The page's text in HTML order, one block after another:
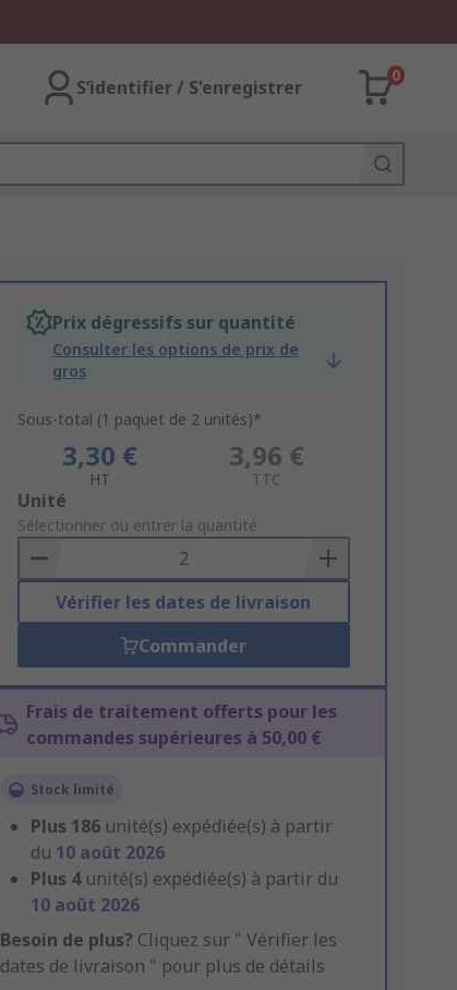
S’identifier / S'enregistrer
0
Prix dégressifs sur quantité
Consulter les options de prix de
gros
Sous-total (1 paquet de 2 unités)*
3,30 €
HT
3,96 €
TTC
Add
to
Basket
Unité
Sélectionner ou entrer la quantité
Vérifier les dates de livraison
Commander
Frais de traitement offerts pour les
commandes supérieures à 50,00 €
Stock limité
Plus 186 unité(s) expédiée(s) à partir
du 10 août 2026
Plus 4 unité(s) expédiée(s) à partir du
10 août 2026
Besoin de plus? Cliquez sur " Vérifier les
dates de livraison " pour plus de détails